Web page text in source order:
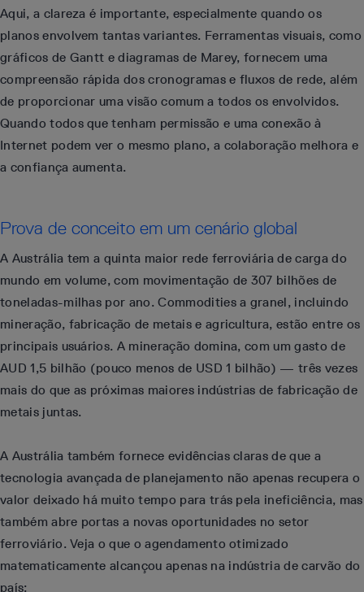
Aqui, a clareza é importante, especialmente quando os
planos envolvem tantas variantes. Ferramentas visuais, como
gráficos de Gantt e diagramas de Marey, fornecem uma
compreensão rápida dos cronogramas e fluxos de rede, além
de proporcionar uma visão comum a todos os envolvidos.
Quando todos que tenham permissão e uma conexão à
Internet podem ver o mesmo plano, a colaboração melhora e
a confiança aumenta.
Prova de conceito em um cenário global
A Austrália tem a quinta maior rede ferroviária de carga do
mundo em volume, com movimentação de 307 bilhões de
toneladas-milhas por ano. Commodities a granel, incluindo
mineração, fabricação de metais e agricultura, estão entre os
principais usuários. A mineração domina, com um gasto de
AUD 1,5 bilhão (pouco menos de USD 1 bilhão) — três vezes
mais do que as próximas maiores indústrias de fabricação de
metais juntas.
A Austrália também fornece evidências claras de que a
tecnologia avançada de planejamento não apenas recupera o
valor deixado há muito tempo para trás pela ineficiência, mas
também abre portas a novas oportunidades no setor
ferroviário. Veja o que o agendamento otimizado
matematicamente alcançou apenas na indústria de carvão do
país: